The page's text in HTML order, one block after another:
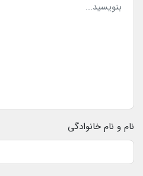
نام و نام خانوادگی